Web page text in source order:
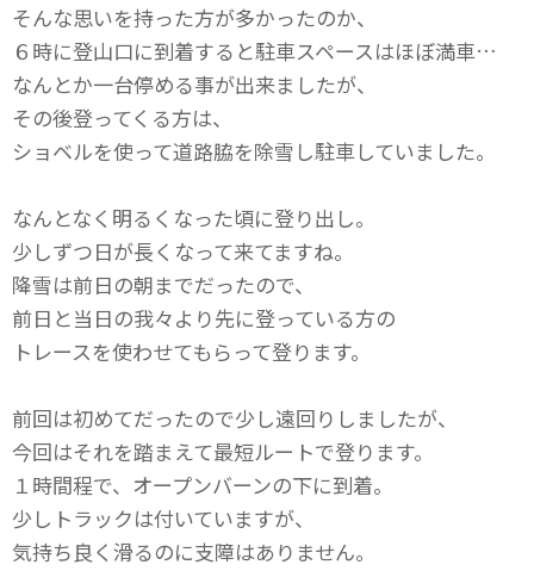
そんな思いを持った方が多かったのか、
６時に登山口に到着すると駐車スペースはほぼ満車…
なんとか一台停める事が出来ましたが、
その後登ってくる方は、
ショベルを使って道路脇を除雪し駐車していました。
なんとなく明るくなった頃に登り出し。
少しずつ日が長くなって来てますね。
降雪は前日の朝までだったので、
前日と当日の我々より先に登っている方の
トレースを使わせてもらって登ります。
前回は初めてだったので少し遠回りしましたが、
今回はそれを踏まえて最短ルートで登ります。
１時間程で、オープンバーンの下に到着。
少しトラックは付いていますが、
気持ち良く滑るのに支障はありません。